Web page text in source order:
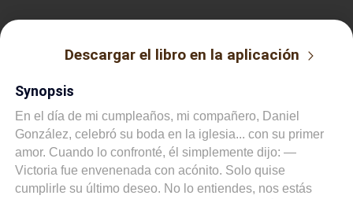
Descargar el libro en la aplicación
Synopsis
En el día de mi cumpleaños, mi compañero, Daniel
González, celebró su boda en la iglesia... con su primer
amor. Cuando lo confronté, él simplemente dijo: —
Victoria fue envenenada con acónito. Solo quise
cumplirle su último deseo. No lo entiendes, nos estás